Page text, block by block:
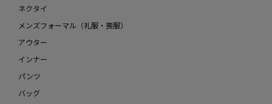
ネクタイ
メンズフォーマル（礼服・喪服）
アウター
インナー
パンツ
バッグ